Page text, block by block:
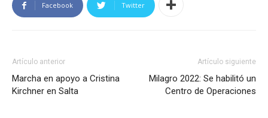
Facebook Twitter
Artículo anterior
Marcha en apoyo a Cristina
Kirchner en Salta
Artículo siguiente
Milagro 2022: Se habilitó un
Centro de Operaciones